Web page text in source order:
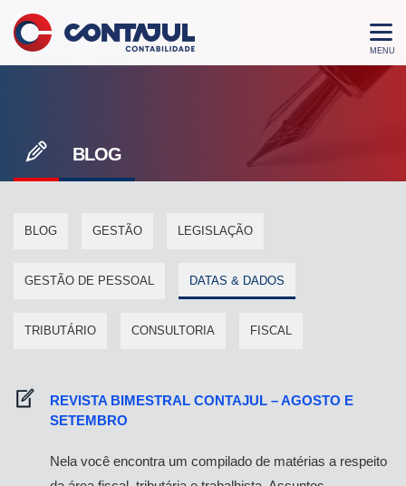
BLOG
BLOG GESTÃO LEGISLAÇÃO
GESTÃO DE PESSOAL DATAS & DADOS
TRIBUTÁRIO CONSULTORIA FISCAL
REVISTA BIMESTRAL CONTAJUL – AGOSTO E
SETEMBRO
Nela você encontra um compilado de matérias a respeito